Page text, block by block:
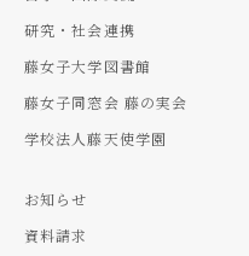
研究・社会連携
藤女子大学図書館
藤女子同窓会 藤の実会
学校法人藤天使学園
お知らせ
資料請求